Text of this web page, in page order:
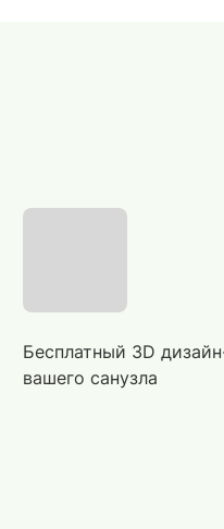
Бесплатный 3D
вашего санузла